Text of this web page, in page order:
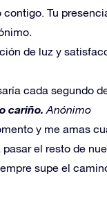
Tu
de luz y
cada segundo
cariño. Anónimo
y me amas
el resto de
supe el